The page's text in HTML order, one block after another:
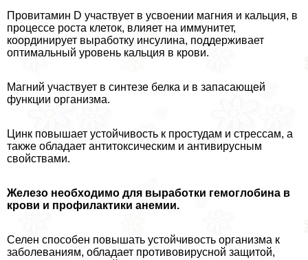
Провитамин D участвует в усвоении магния и кальция, в
процессе роста клеток, влияет на иммунитет,
координирует выработку инсулина, поддерживает
оптимальный уровень кальция в крови.
Магний участвует в синтезе белка и в запасающей
функции организма.
Цинк повышает устойчивость к простудам и стрессам, а
также обладает антитоксическим и антивирусным
свойствами.
Железо необходимо для выработки гемоглобина в
крови и профилактики анемии.
Селен способен повышать устойчивость организма к
заболеваниям, обладает противовирусной защитой,